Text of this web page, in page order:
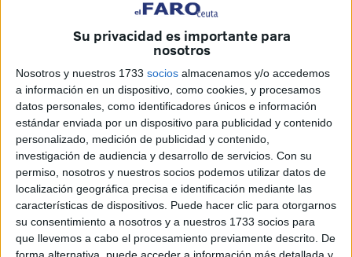
Su privacidad es importante para
nosotros
Nosotros y nuestros 1733 socios almacenamos y/o accedemos
a información en un dispositivo, como cookies, y procesamos
datos personales, como identificadores únicos e información
estándar enviada por un dispositivo para publicidad y contenido
personalizado, medición de publicidad y contenido,
investigación de audiencia y desarrollo de servicios. Con su
permiso, nosotros y nuestros socios podemos utilizar datos de
localización geográfica precisa e identificación mediante las
características de dispositivos. Puede hacer clic para otorgarnos
su consentimiento a nosotros y a nuestros 1733 socios para
que llevemos a cabo el procesamiento previamente descrito. De
IU pide que el CNI explique qué informes
pudo elaborar para advertir de la
avalancha a Ceuta
HACE 19 MINUTOS
Carta abierta desde Ceuta: recuperar la
confianza antes de que sea demasiado
tarde
HACE 53 MINUTOS
EEUU respalda la soberanía española de
Ceuta y Melilla
HACE 1 HORA